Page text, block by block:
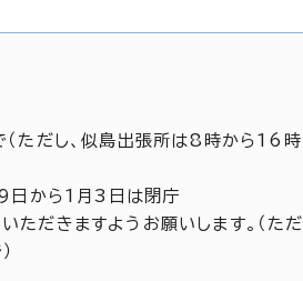
ただし、似島出張所は8時から16
日から1月3日は閉庁
だきますようお願いします。（ただ